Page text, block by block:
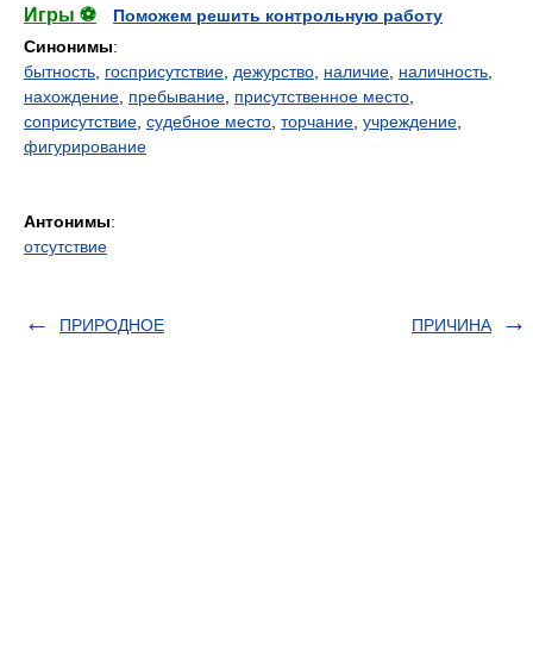
Игры ⚽
Поможем решить контрольную работу
Синонимы:
бытность госприсутствие дежурство наличие наличность
нахождение пребывание присутственное место
соприсутствие судебное место торчание учреждение
фигурирование
Антонимы:
отсутствие
ПРИРОДНОЕ ПРИЧИНА